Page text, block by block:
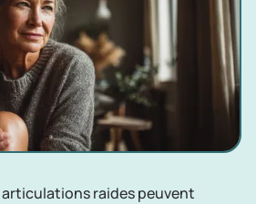
articulations raides peuvent